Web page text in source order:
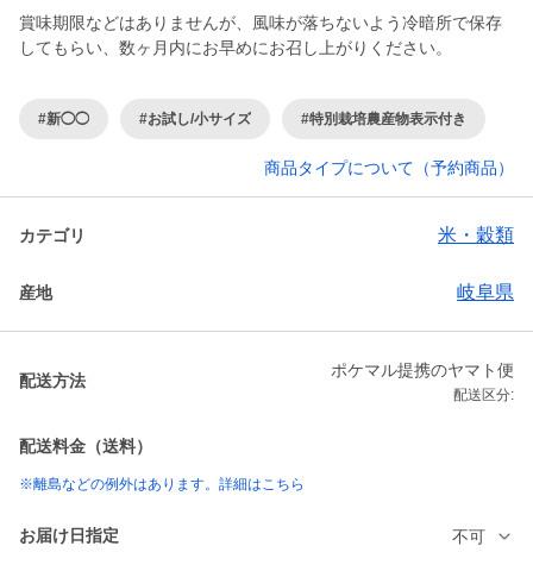
賞味期限などはありませんが、風味が落ちないよう冷暗所で保存
してもらい、数ヶ月内にお早めにお召し上がりください。
#新◯◯ #お試し/小サイズ #特別栽培農産物表示付き
商品タイプについて（予約商品）
カテゴリ 米・穀類
産地 岐阜県
配送方法
ポケマル提携のヤマト便
配送区分:
配送料金（送料）
※離島などの例外はあります。詳細はこちら
お届け日指定 不可